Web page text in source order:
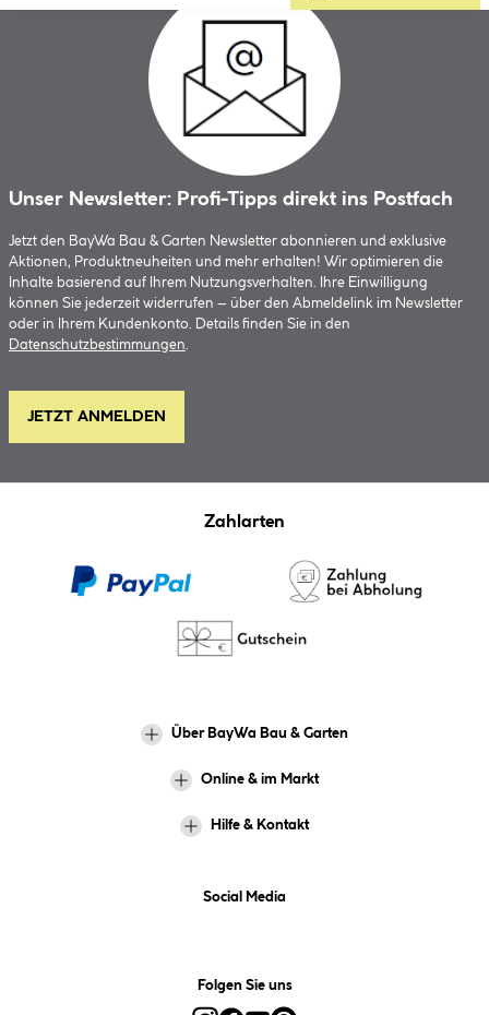
Unser Newsletter: Profi-Tipps direkt ins Postfach
Jetzt den BayWa Bau & Garten Newsletter abonnieren und exklusive
Aktionen, Produktneuheiten und mehr erhalten! Wir optimieren die
Inhalte basierend auf Ihrem Nutzungsverhalten. Ihre Einwilligung
können Sie jederzeit widerrufen – über den Abmeldelink im Newsletter
oder in Ihrem Kundenkonto. Details finden Sie in den
Datenschutzbestimmungen.
JETZT ANMELDEN
Zahlarten
Über BayWa Bau & Garten
Online & im Markt
Hilfe & Kontakt
Social Media
Folgen Sie uns